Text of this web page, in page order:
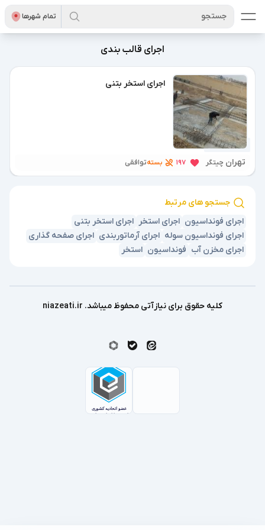
تمام شهر‌ها جستجو
اجرای قالب بندی
10 ماه پیش
اجرای استخر بتنی
تهران چیتگر 197 بستهتوافقی
جستجو های مرتبط
اجرای فونداسیون اجرای استخر
اجرای استخر بتنی
اجرای فونداسیون سوله اجرای آرماتوربندی اجرای صفحه گذاری
اجرای مخزن آب فونداسیون استخر
کلیه حقوق برای نیازآتی محفوظ میباشد. niazeati.ir